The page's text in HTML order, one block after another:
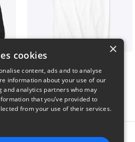
$26
this product
×
cookies
content, ads and to analyse
information about your use of our
and analytics partners who may
that you’ve provided to
from your use of their services.